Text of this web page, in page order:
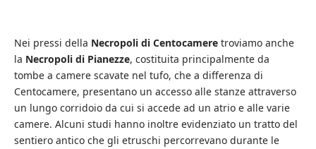
Nei pressi della Necropoli di Centocamere troviamo anche
la Necropoli di Pianezze, costituita principalmente da
tombe a camere scavate nel tufo, che a differenza di
Centocamere, presentano un accesso alle stanze attraverso
un lungo corridoio da cui si accede ad un atrio e alle varie
camere. Alcuni studi hanno inoltre evidenziato un tratto del
sentiero antico che gli etruschi percorrevano durante le